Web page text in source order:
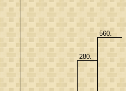
280.
560.